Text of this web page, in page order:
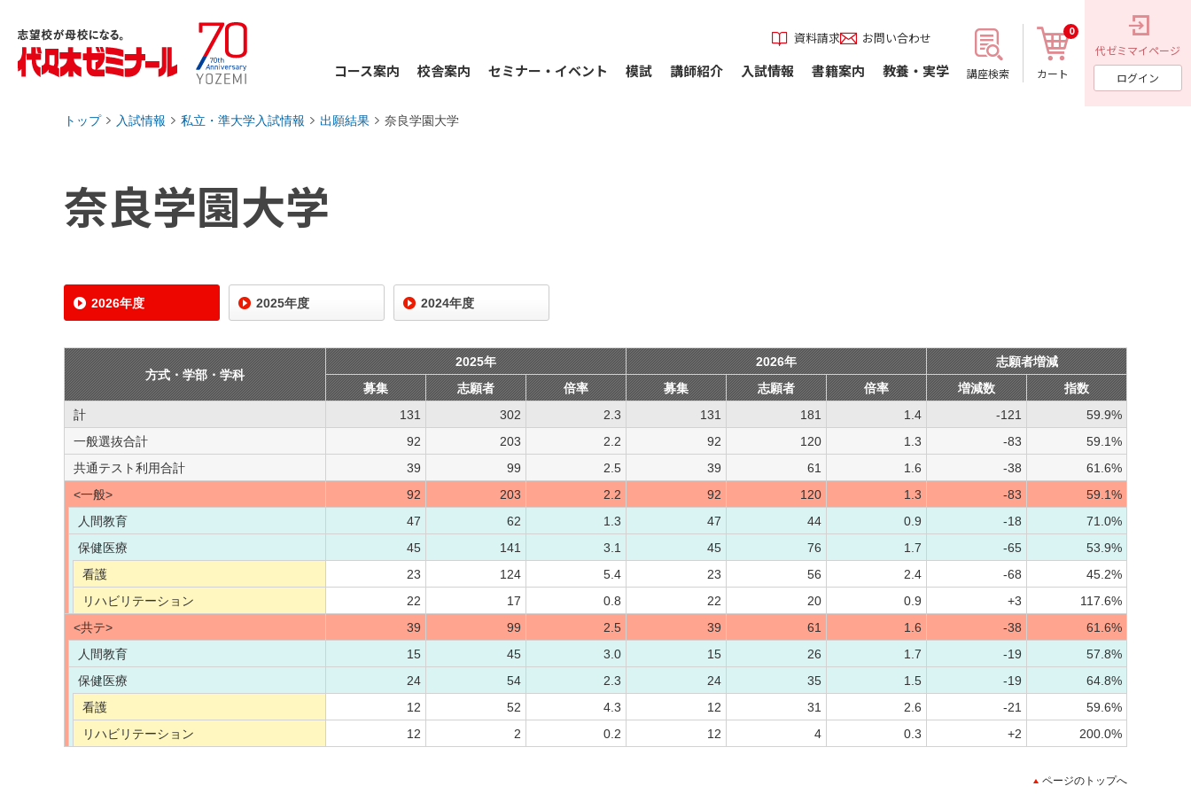
資料請求 お問い合わせ
コース案内 校舎案内 セミナー・イベント 模試 講師紹介 入試情報 書籍案内 教養・実学 講座検索 カート
0
代ゼミマイページ
ログイン
トップ 入試情報 私立・準大学入試情報 出願結果 奈良学園大学
奈良学園大学
2026年度 2025年度 2024年度
方式・学部・学科
2025年 2026年
志願者増減
募集
志願者 倍率 募集 志願者 倍率 増減数
指数
計
131 302 2.3 131 181 1.4 -121
59.9%
一般選抜合計
92 203 2.2 92 120 1.3 -83
59.1%
共通テスト利用合計
39 99 2.5 39 61 1.6 -38
61.6%
<一般>
92 203 2.2 92 120 1.3 -83
59.1%
人間教育
47 62 1.3 47 44 0.9 -18
71.0%
保健医療
45 141 3.1 45 76 1.7 -65
53.9%
看護
23 124 5.4 23 56 2.4 -68
45.2%
リハビリテーション
22 17 0.8 22 20 0.9 +3
117.6%
<共テ>
39 99 2.5 39 61 1.6 -38
61.6%
人間教育
15 45 3.0 15 26 1.7 -19
57.8%
保健医療
24 54 2.3 24 35 1.5 -19
64.8%
看護
12 52 4.3 12 31 2.6 -21
59.6%
リハビリテーション
12 2 0.2 12 4 0.3 +2 200.0%
ページのトップへ